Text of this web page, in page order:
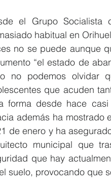
el Grupo Socialista
habitual en
no se puede aunque
“el estado de
no podemos olvidar
que acuden
forma desde hace
además ha mostrado
de enero y ha
municipal que
que hay
suelo, provocando que